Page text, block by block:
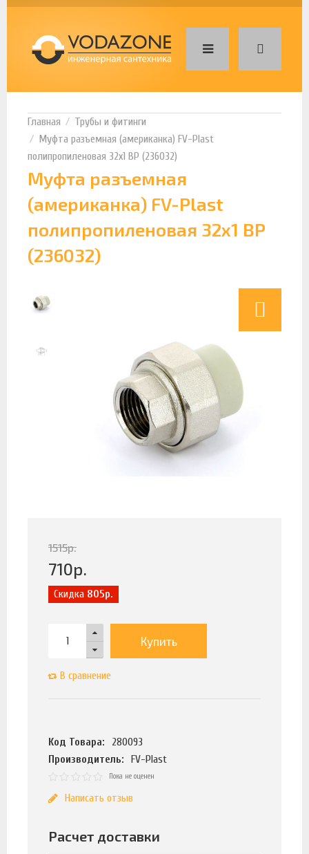
Трубы и фитинги
Муфта разъемная (американка) FV-Plast
полипропиленовая 32х1 ВР (236032)
Муфта разъемная
(американка) FV-Plast
полипропиленовая 32х1 ВР
(236032)
1515р.
710р.
Скидка 805р.
Купить
В сравнение
Код Товара:
280093
Производитель:
FV-Plast
Пока не оценен
Написать отзыв
Расчет доставки